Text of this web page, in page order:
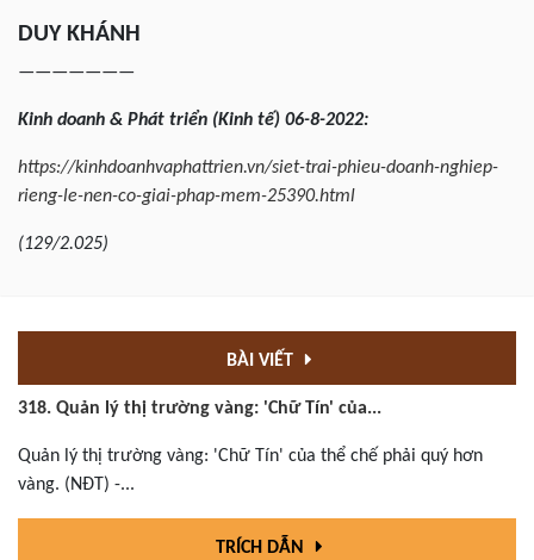
DUY KHÁNH
———————
Kinh doanh & Phát triển (Kinh tế) 06-8-2022:
https://kinhdoanhvaphattrien.vn/siet-trai-phieu-doanh-nghiep-
rieng-le-nen-co-giai-phap-mem-25390.html
(129/2.025)
BÀI VIẾT
318. Quản lý thị trường vàng: 'Chữ Tín' của...
Quản lý thị trường vàng: 'Chữ Tín' của thể chế phải quý hơn
vàng. (NĐT) -...
TRÍCH DẪN